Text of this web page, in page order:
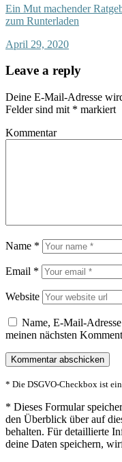
Ein Mut machender
zum Runterladen
April 29, 2020
Leave a reply
Deine E-Mail-Adresse
Felder sind mit * markiert
Kommentar
Name *
Email *
Website
Name, E-Mail-
meinen nächsten
* Die DSGVO-Checkbox ist
* Dieses Formular
den Überblick über auf
behalten. Für detaillierte
deine Daten speichern,